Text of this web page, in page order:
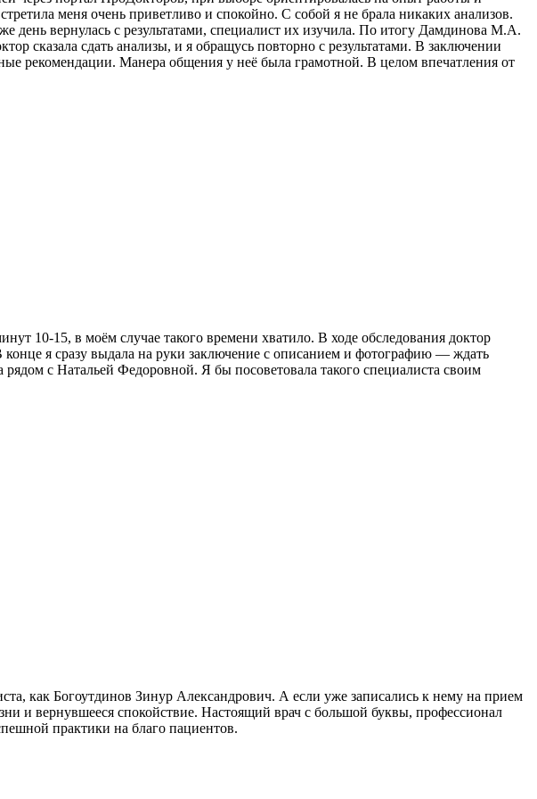
меня очень приветливо и спокойно. С собой я не брала никаких анализов.
день вернулась с результатами, специалист их изучила. По итогу Дамдинова М.А.
сказала сдать анализы, и я обращусь повторно с результатами. В заключении
рекомендации. Манера общения у неё была грамотной. В целом впечатления от
10-15, в моём случае такого времени хватило. В ходе обследования доктор
я сразу выдала на руки заключение с описанием и фотографию — ждать
с Натальей Федоровной. Я бы посоветовала такого специалиста своим
как Богоутдинов Зинур Александрович. А если уже записались к нему на прием
и вернувшееся спокойствие. Настоящий врач с большой буквы, профессионал
практики на благо пациентов.